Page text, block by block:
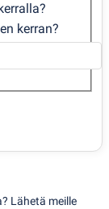
kerran?
Lähetä meille